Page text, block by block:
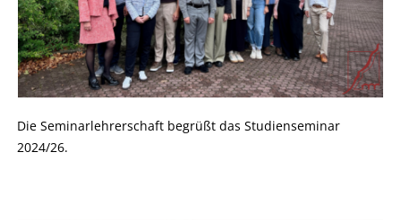
Die Seminarlehrerschaft begrüßt das Studienseminar
2024/26.